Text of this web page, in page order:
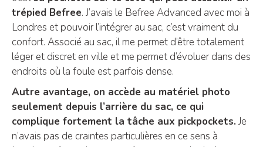
trépied Befree. J’avais le Befree Advanced avec moi à
Londres et pouvoir l’intégrer au sac, c’est vraiment du
confort. Associé au sac, il me permet d’être totalement
léger et discret en ville et me permet d’évoluer dans des
endroits où la foule est parfois dense.
Autre avantage, on accède au matériel photo
seulement depuis l’arrière du sac, ce qui
complique fortement la tâche aux pickpockets. Je
n’avais pas de craintes particulières en ce sens à